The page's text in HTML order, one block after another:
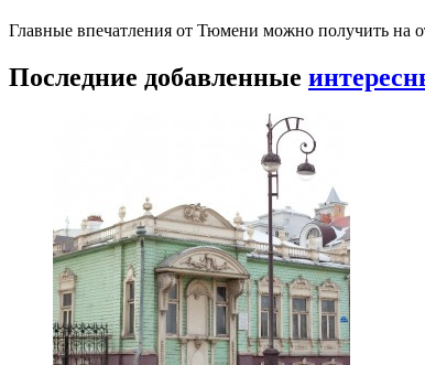
Главные впечатления от Тюмени можно получить на
Последние добавленные